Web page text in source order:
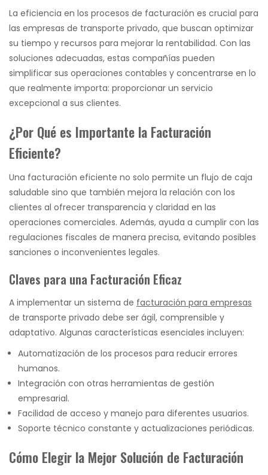
La eficiencia en los procesos de facturación es crucial para
las empresas de transporte privado, que buscan optimizar
su tiempo y recursos para mejorar la rentabilidad. Con las
soluciones adecuadas, estas compañías pueden
simplificar sus operaciones contables y concentrarse en lo
que realmente importa: proporcionar un servicio
excepcional a sus clientes.
¿Por Qué es Importante la Facturación
Eficiente?
Una facturación eficiente no solo permite un flujo de caja
saludable sino que también mejora la relación con los
clientes al ofrecer transparencia y claridad en las
operaciones comerciales. Además, ayuda a cumplir con las
regulaciones fiscales de manera precisa, evitando posibles
sanciones o inconvenientes legales.
Claves para una Facturación Eficaz
A implementar un sistema de facturación para empresas
de transporte privado debe ser ágil, comprensible y
adaptativo. Algunas características esenciales incluyen:
Automatización de los procesos para reducir errores
humanos.
Integración con otras herramientas de gestión
empresarial.
Facilidad de acceso y manejo para diferentes usuarios.
Soporte técnico constante y actualizaciones periódicas.
Cómo Elegir la Mejor Solución de Facturación